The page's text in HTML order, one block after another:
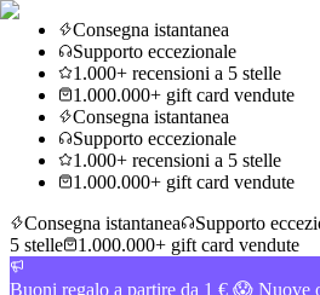
Consegna istantanea
Supporto eccezionale
1.000+ recensioni a 5 stelle
1.000.000+ gift card vendute
Consegna istantanea
Supporto eccezionale
1.000+ recensioni a 5 stelle
1.000.000+ gift card vendute
Consegna istantanea
Supporto
5 stelle
1.000.000+ gift card vendute
Buoni regalo a partire da 1 € 😱 Nuove